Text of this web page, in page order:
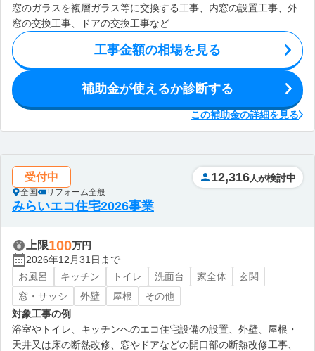
窓のガラスを複層ガラス等に交換する工事、内窓の設置工事、外
窓の交換工事、ドアの交換工事など
工事金額の相場を見る
補助金が使えるか診断する
この補助金の詳細を見る
受付中
全国 リフォーム全般
12,316 人が検討中
みらいエコ住宅2026事業
上限100万円
2026年12月31日まで
お風呂
キッチン トイレ 洗面台 家全体
玄関
窓・サッシ
外壁 屋根
その他
対象工事の例
浴室やトイレ、キッチンへのエコ住宅設備の設置、外壁、屋根・
天井又は床の断熱改修、窓やドアなどの開口部の断熱改修工事、